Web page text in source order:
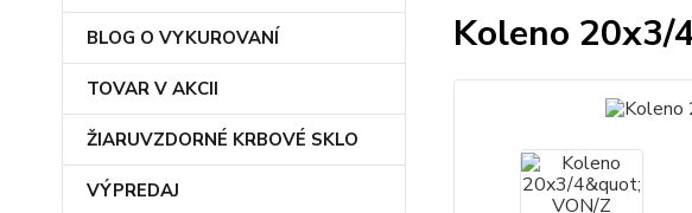
BLOG O VYKUROVANÍ
TOVAR V AKCII
ŽIARUVZDORNÉ KRBOVÉ SKLO
VÝPREDAJ
Koleno 20x3/